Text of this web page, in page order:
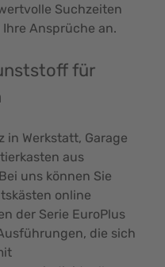
Suchzeiten
Ansprüche an.
für
in Werkstatt, Garage
aus
uns können Sie
online
der Serie EuroPlus
die sich